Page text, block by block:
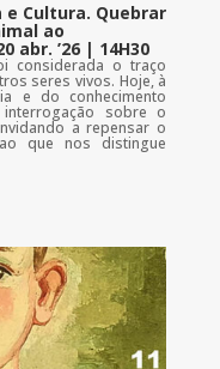
e Cultura. Quebrar
ao
’26 | 14H30
considerada o traço
seres vivos. Hoje, à
e do conhecimento
sobre o
a repensar o
que nos distingue